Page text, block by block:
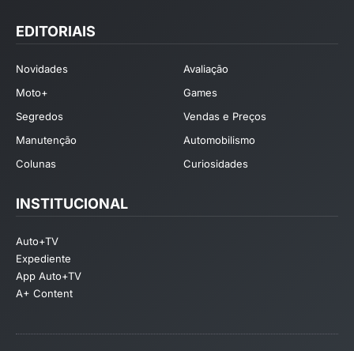
EDITORIAIS
Novidades
Avaliação
Moto+
Games
Segredos
Vendas e Preços
Manutenção
Automobilismo
Colunas
Curiosidades
INSTITUCIONAL
Auto+TV
Expediente
App Auto+TV
A+ Content